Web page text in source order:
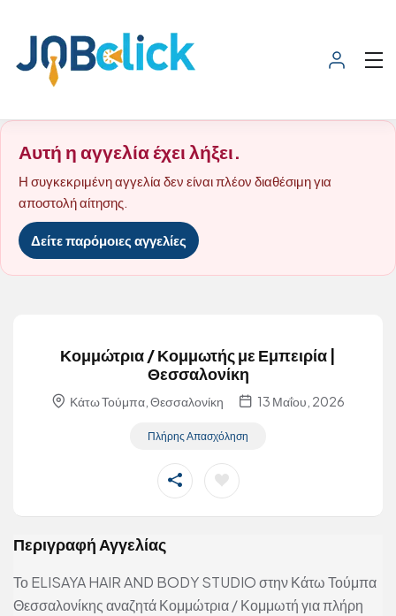
Αυτή η αγγελία έχει λήξει.
Η συγκεκριμένη αγγελία δεν είναι πλέον διαθέσιμη για
αποστολή αίτησης.
Δείτε παρόμοιες αγγελίες
Κομμώτρια / Κομμωτής με Εμπειρία |
Θεσσαλονίκη
Κάτω Τούμπα, Θεσσαλονίκη 13 Μαΐου, 2026
Πλήρης Απασχόληση
Περιγραφή Αγγελίας
Το ELISAYA HAIR AND BODY STUDIO στην Κάτω Τούμπα
Θεσσαλονίκης αναζητά Κομμώτρια / Κομμωτή για πλήρη